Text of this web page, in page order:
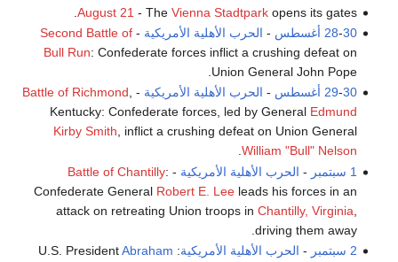
August 21 - The Vienna Stadtparkopens its gates.
28-30 أغسطس - الحرب الأهلية الأمريكية -
Second Battle of
Bull Run: Confederate forces inflict a crushing defeat on
Union General John Pope.
29-30 أغسطس - الحرب الأهلية الأمريكية -
Battle of Richmond,
Kentucky: Confederate forces, led by General Edmund
Kirby Smith, inflict a crushing defeat on Union General
William "Bull" Nelson
.
1 سبتمبر
- الحرب الأهلية الأمريكية -
Battle of Chantilly:
Confederate General Robert E. Leeleads his forces in an
attack on retreating Union troops in Chantilly, Virginia
driving them away.
2 سبتمبر
- الحرب الأهلية الأمريكية: U.S. President
Abraham